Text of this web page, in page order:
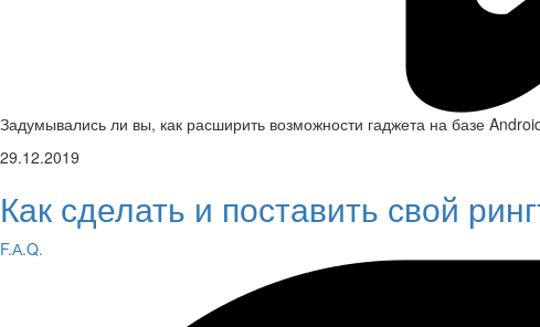
Задумывались ли вы, как расширить возможности гаджета на базе
29.12.2019
Как сделать и поставить свой
F.А.Q.